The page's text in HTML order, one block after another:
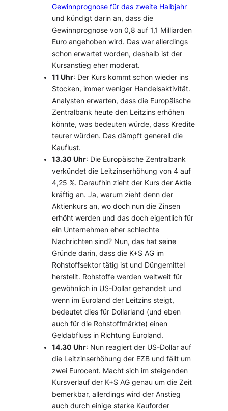
Gewinnprognose für das zweite Halbjahr
und kündigt darin an, dass die
Gewinnprognose von 0,8 auf 1,1 Milliarden
Euro angehoben wird. Das war allerdings
schon erwartet worden, deshalb ist der
Kursanstieg eher moderat.
11 Uhr: Der Kurs kommt schon wieder ins
Stocken, immer weniger Handelsaktivität.
Analysten erwarten, dass die Europäische
Zentralbank heute den Leitzins erhöhen
könnte, was bedeuten würde, dass Kredite
teurer würden. Das dämpft generell die
Kauflust.
13.30 Uhr: Die Europäische Zentralbank
verkündet die Leitzinserhöhung von 4 auf
4,25 %. Daraufhin zieht der Kurs der Aktie
kräftig an. Ja, warum zieht denn der
Aktienkurs an, wo doch nun die Zinsen
erhöht werden und das doch eigentlich für
ein Unternehmen eher schlechte
Nachrichten sind? Nun, das hat seine
Gründe darin, dass die K+S AG im
Rohstoffsektor tätig ist und Düngemittel
herstellt. Rohstoffe werden weltweit für
gewöhnlich in US-Dollar gehandelt und
wenn im Euroland der Leitzins steigt,
bedeutet dies für Dollarland (und eben
auch für die Rohstoffmärkte) einen
Geldabfluss in Richtung Euroland.
14.30 Uhr: Nun reagiert der US-Dollar auf
die Leitzinserhöhung der EZB und fällt um
zwei Eurocent. Macht sich im steigenden
Kursverlauf der K+S AG genau um die Zeit
bemerkbar, allerdings wird der Anstieg
auch durch einige starke Kauforder